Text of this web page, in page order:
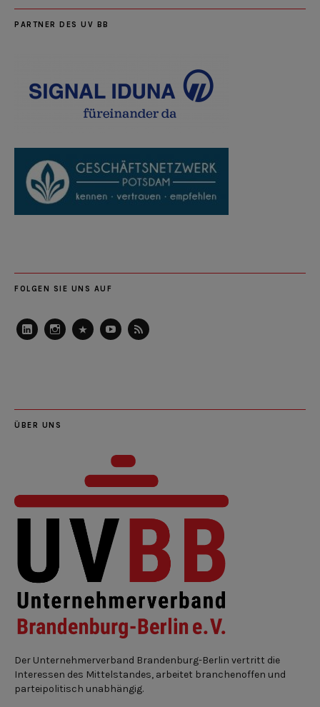
PARTNER DES UV BB
FOLGEN SIE UNS AUF
ÜBER UNS
Der Unternehmerverband Brandenburg-Berlin vertritt die
Interessen des Mittelstandes, arbeitet branchenoffen und
parteipolitisch unabhängig.